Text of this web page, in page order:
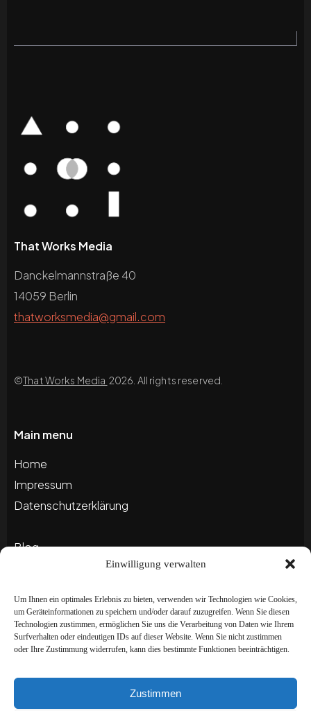
Einwilligung verwalten
Um Ihnen ein optimales Erlebnis zu bieten, verwenden wir Technologien wie Cookies,
um Geräteinformationen zu speichern und/oder darauf zuzugreifen. Wenn Sie diesen
Technologien zustimmen, ermöglichen Sie uns die Verarbeitung von Daten wie Ihrem
Surfverhalten oder eindeutigen IDs auf dieser Website. Wenn Sie nicht zustimmen
oder Ihre Zustimmung widerrufen, kann dies bestimmte Funktionen beeinträchtigen.
Zustimmen
That Works Media
Danckelmannstraße 40
14059 Berlin
thatworksmedia@gmail.com
©That Works Media 2026. All rights reserved.
Main menu
Home
Impressum
Datenschutzerklärung
Blog
Newsletter
Abonnieren Sie unseren Newsletter, um auf dem
Angebote zu erhalten!